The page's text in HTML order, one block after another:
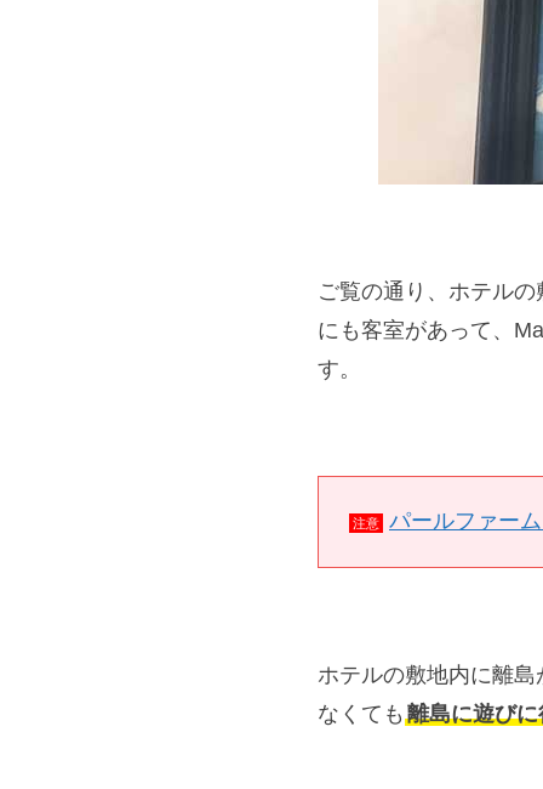
ご覧の通り、ホテルの
にも客室があって、
す。
注意 パールファー
ホテルの敷地内に離
なくても 離島に遊び